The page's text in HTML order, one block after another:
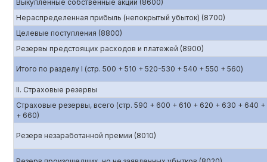
Выкупленные собственные акции (8600)
Нераспределенная прибыль (непокрытый убыток) (8700)
Целевые поступления (8800)
Резервы предстоящих расходов и платежей (8900)
Итого по разделу I (стр. 500 + 510 + 520-530 + 540 + 550 + 560)
II. Страховые резервы
Страховые резервы, всего (стр. 590 + 600 + 610 + 620 + 630 + 640
+ 660)
Резерв незаработанной премии (8010)